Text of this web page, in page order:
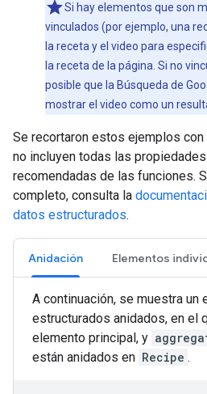
Si hay elementos que son
vinculados (por ejemplo, una
la receta y el video para
la receta de la página. Si no
posible que la Búsqueda de
mostrar el video como un
Se recortaron estos ejemplos
no incluyen todas las
recomendadas de las funciones.
completo, consulta la
datos estructurados.
Anidación Elementos
A continuación, se muestra un
estructurados anidados, en el
elemento principal, y
están anidados en Recipe .